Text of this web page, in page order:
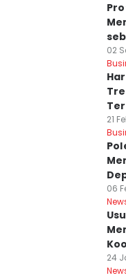
02
21
06
24